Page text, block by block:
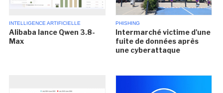
INTELLIGENCE ARTIFICIELLE
Alibaba lance Qwen 3.8-
Max
PHISHING
Intermarché victime d'une
fuite de données après
une cyberattaque